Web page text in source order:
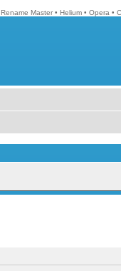
Rename Master • Helium • Opera •